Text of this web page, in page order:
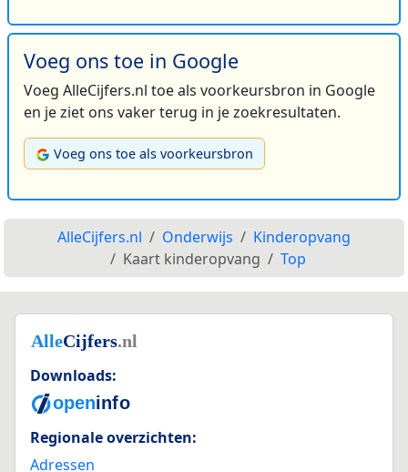
Voeg ons toe in Google
Voeg AlleCijfers.nl toe als voorkeursbron in Google
en je ziet ons vaker terug in je zoekresultaten.
Voeg ons toe als voorkeursbron
AlleCijfers.nl Onderwijs
Kinderopvang
Kaart kinderopvang
Top
Downloads:
Regionale overzichten:
Adressen